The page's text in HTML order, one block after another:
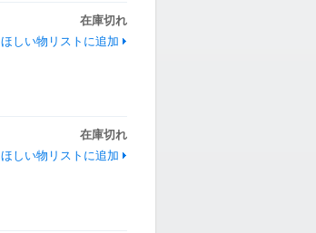
在庫切れ
ほしい物リストに追加
在庫切れ
ほしい物リストに追加